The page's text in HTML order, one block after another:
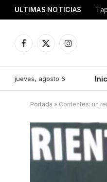
ULTIMAS NOTICIAS
Facebook
X
Instagram
jueves, agosto 6
Portada » Corrientes: un